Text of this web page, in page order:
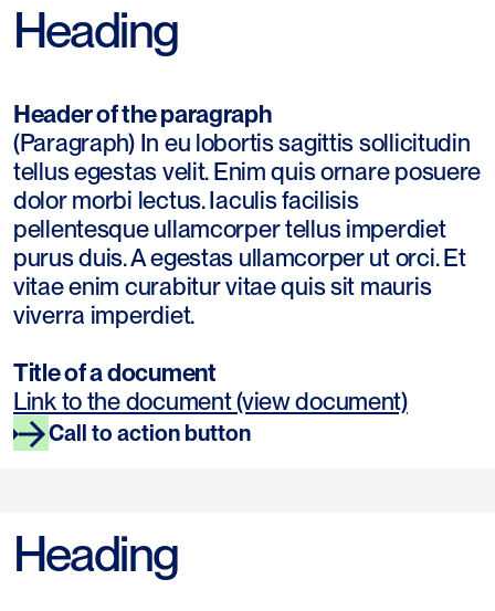
Heading
Header of the paragraph
(Paragraph) In eu lobortis sagittis sollicitudin
tellus egestas velit. Enim quis ornare posuere
dolor morbi lectus. Iaculis facilisis
pellentesque ullamcorper tellus imperdiet
purus duis. A egestas ullamcorper ut orci. Et
vitae enim curabitur vitae quis sit mauris
viverra imperdiet.
Title of a document
Link to the document (view document)
Call to action button
Heading